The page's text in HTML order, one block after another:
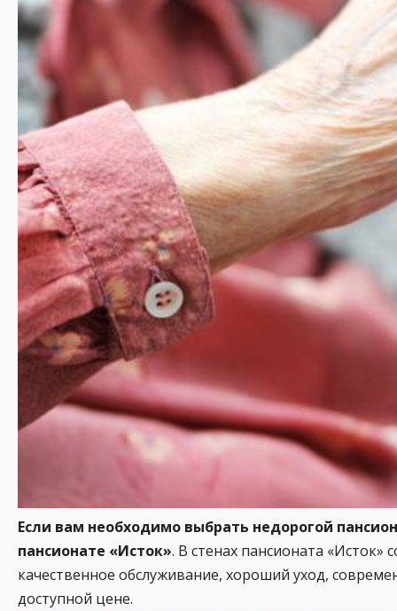
Если вам необходимо выбрать недорогой
пансионате «Исток». В стенах пансионата
качественное обслуживание, хороший уход,
доступной цене.